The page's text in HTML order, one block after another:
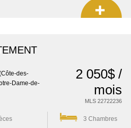
des-
Dame-de-
2 050$ /
mois
MLS 22722236
3 Chambres